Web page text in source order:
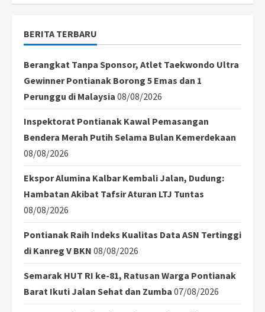
Sempat
BERITA TERBARU
Berangkat Tanpa Sponsor, Atlet Taekwondo Ultra
Gewinner Pontianak Borong 5 Emas dan 1
Perunggu di Malaysia 08/08/2026
Inspektorat Pontianak Kawal Pemasangan
Bendera Merah Putih Selama Bulan Kemerdekaan
08/08/2026
Ekspor Alumina Kalbar Kembali Jalan, Dudung:
Hambatan Akibat Tafsir Aturan LTJ Tuntas
08/08/2026
Pontianak Raih Indeks Kualitas Data ASN Tertinggi
di Kanreg V BKN 08/08/2026
Semarak HUT RI ke-81, Ratusan Warga Pontianak
Barat Ikuti Jalan Sehat dan Zumba 07/08/2026